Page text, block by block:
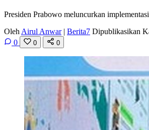
Presiden Prabowo meluncurkan
Oleh Airul Anwar | Berita7 Dipublikasikan
0
0 0